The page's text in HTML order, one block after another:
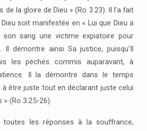
la gloire de Dieu » (Ro 3.23). Il l’a fait
soit manifestée en « Lui que Dieu a
sang une victime expiatoire pour
Il démontre ainsi Sa justice, puisqu’Il
les péchés commis auparavant, à
Il la démontre dans le temps
à être juste tout en déclarant juste celui
(Ro 3.25-26).
toutes les réponses à la souffrance,